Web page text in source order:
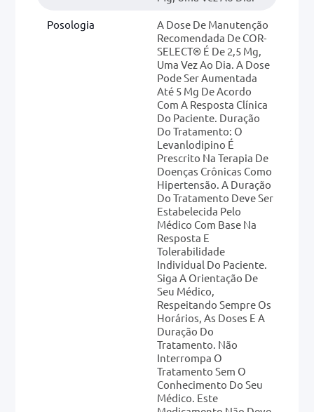
Posologia
A Dose De Manutenção
Recomendada De COR-
SELECT® É De 2,5 Mg,
Uma Vez Ao Dia. A Dose
Pode Ser Aumentada
Até 5 Mg De Acordo
Com A Resposta Clínica
Do Paciente. Duração
Do Tratamento: O
Levanlodipino É
Prescrito Na Terapia De
Doenças Crônicas Como
Hipertensão. A Duração
Do Tratamento Deve Ser
Estabelecida Pelo
Médico Com Base Na
Resposta E
Tolerabilidade
Individual Do Paciente.
Siga A Orientação De
Seu Médico,
Respeitando Sempre Os
Horários, As Doses E A
Duração Do
Tratamento. Não
Interrompa O
Tratamento Sem O
Conhecimento Do Seu
Médico. Este